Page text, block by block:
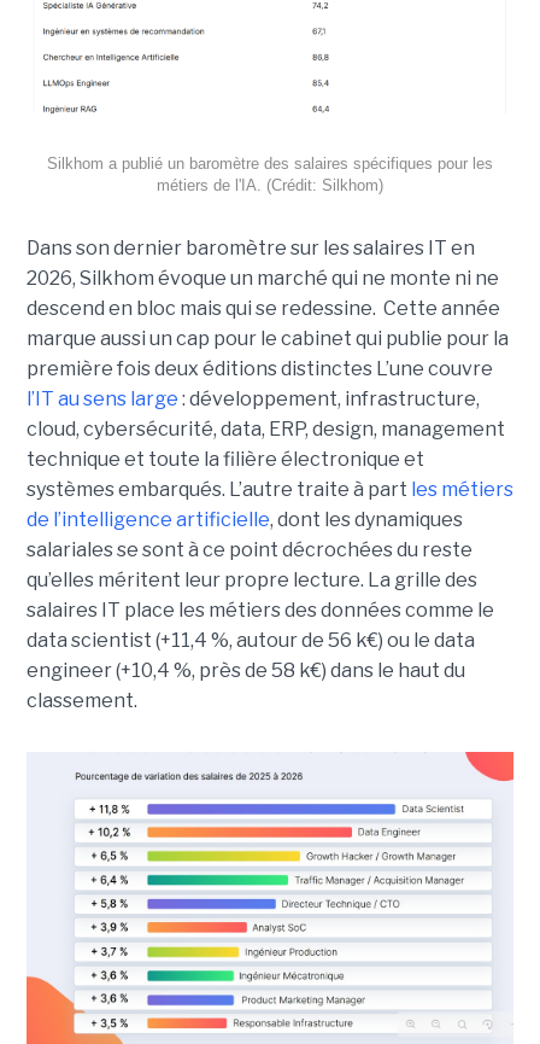
Silkhom a publié un baromètre des salaires spécifiques pour les
métiers de l'IA. (Crédit: Silkhom)
Dans son dernier baromètre sur les salaires IT en
2026, Silkhom évoque un marché qui ne monte ni ne
descend en bloc mais qui se redessine. Cette année
marque aussi un cap pour le cabinet qui publie pour la
première fois deux éditions distinctes L’une couvre
l’IT au sens large : développement, infrastructure,
cloud, cybersécurité, data, ERP, design, management
technique et toute la filière électronique et
systèmes embarqués. L’autre traite à part les métiers
de l’intelligence artificielle, dont les dynamiques
salariales se sont à ce point décrochées du reste
qu’elles méritent leur propre lecture. La grille des
salaires IT place les métiers des données comme le
data scientist (+11,4 %, autour de 56 k€) ou le data
engineer (+10,4 %, près de 58 k€) dans le haut du
classement.